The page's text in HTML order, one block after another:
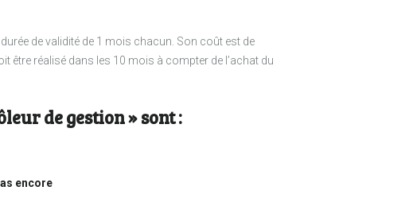
durée de validité de 1 mois chacun. Son coût est de
être réalisé dans les 10 mois à compter de l’achat du
de gestion » sont :
encore